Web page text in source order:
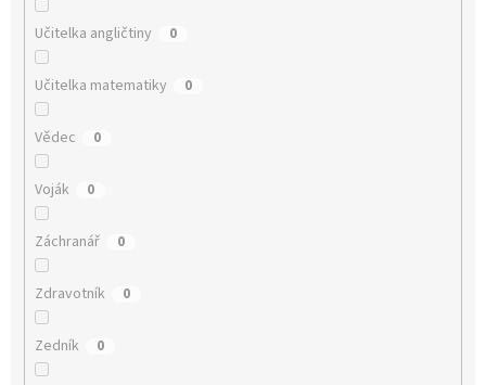
Učitelka angličtiny 0
Učitelka matematiky 0
Vědec 0
Voják 0
Záchranář 0
Zdravotník 0
Zedník 0